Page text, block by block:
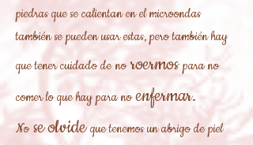
piedras que se calientan en el microondas
también se pueden usar estas, pero también hay
que tener cuidado de no roermos para no
comer lo que hay para no enfermar.
No se olvide que tenemos un abrigo de piel